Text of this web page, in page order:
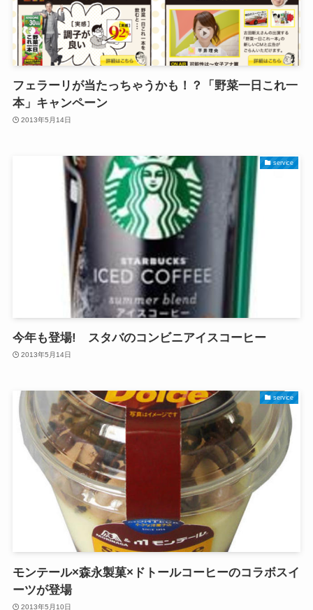
フェラーリが当たっちゃうかも！？「野菜一日これ一
本」キャンペーン
2013年5月14日
service
今年も登場! スタバのコンビニアイスコーヒー
2013年5月14日
service
モンテール×森永製菓×ドトールコーヒーのコラボスイ
ーツが登場
2013年5月10日